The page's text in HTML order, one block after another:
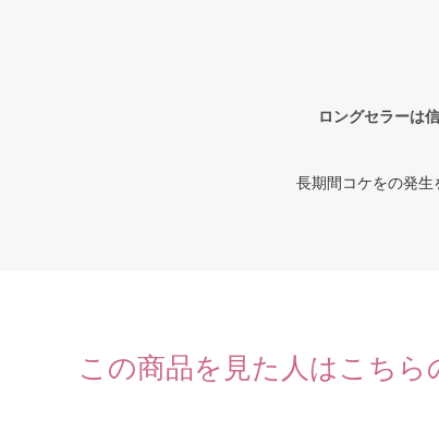
ロングセラーは
長期間コケをの発生
この商品を見た人はこち